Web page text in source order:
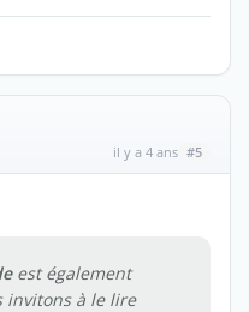
il y a 4 ans #5
est également
invitons à le lire